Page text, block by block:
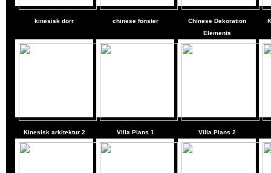
kinesisk dörr chinese fönster
Chinese Dekoration
Elements
Kinesisk arkitektur 2 Villa Plans 1 Villa Plans 2